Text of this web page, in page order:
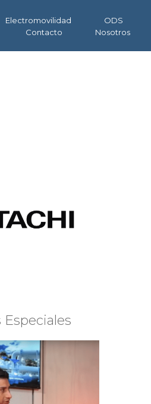
Electromovilidad
ODS
Contacto
Nosotros
Especiales